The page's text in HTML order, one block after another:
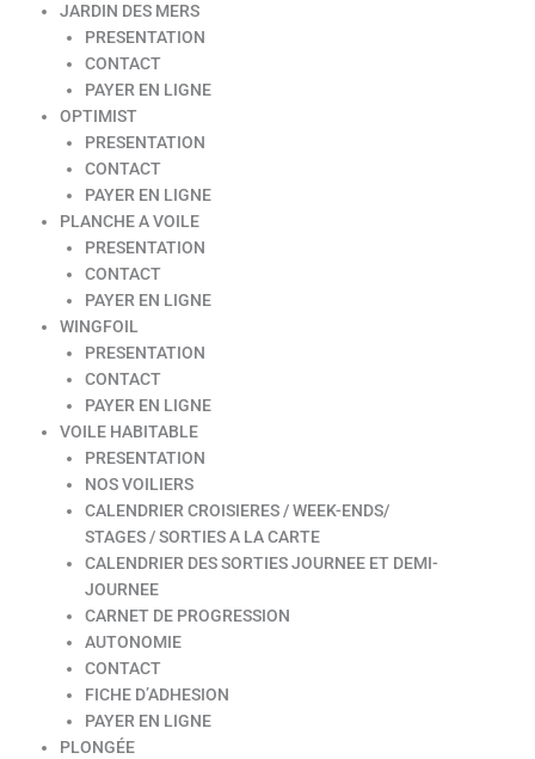
JARDIN DES MERS
PRESENTATION
CONTACT
PAYER EN LIGNE
OPTIMIST
PRESENTATION
CONTACT
PAYER EN LIGNE
PLANCHE A VOILE
PRESENTATION
CONTACT
PAYER EN LIGNE
WINGFOIL
PRESENTATION
CONTACT
PAYER EN LIGNE
VOILE HABITABLE
PRESENTATION
NOS VOILIERS
CALENDRIER CROISIERES / WEEK-ENDS/
STAGES / SORTIES A LA CARTE
CALENDRIER DES SORTIES JOURNEE ET DEMI-
JOURNEE
CARNET DE PROGRESSION
AUTONOMIE
CONTACT
FICHE D’ADHESION
PAYER EN LIGNE
PLONGÉE